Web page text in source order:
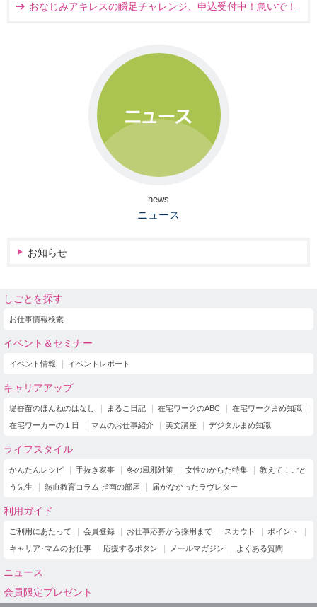
おなじみアキレスの瞬足チャレンジ、申込受付中！急いで！
news
ニュース
お知らせ
しごとを探す
お仕事情報検索
イベント＆セミナー
イベント情報 イベントレポート
キャリアアップ
堤香苗のほんねのはなし まるこ日記 在宅ワークのABC
在宅ワークまめ知識
在宅ワーカーの１日
マムのお仕事紹介 美文講座 デジタルまめ知識
ライフスタイル
かんたんレシピ 手抜き家事 冬の風邪対策 女性のからだ特集
教えて！ごと
う先生
熱血教育コラム 指南の部屋 届かなかったラヴレター
利用ガイド
ご利用にあたって 会員登録 お仕事応募から採用まで スカウト
ポイント
キャリア･マムのお仕事
応援するボタン メールマガジン よくある質問
ニュース
会員限定プレゼント